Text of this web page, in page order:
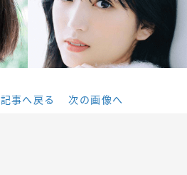
記事へ戻る 次の画像へ